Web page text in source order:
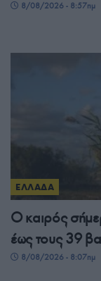
8/08/2026 - 8:57πμ
ΕΛΛΑΔΑ
Ο καιρός
έως τους 39
8/08/2026 - 8:07πμ